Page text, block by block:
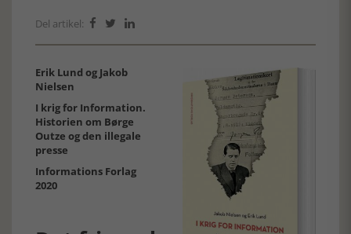
Del artikel:   
Erik Lund og Jakob
Nielsen
I krig for Information.
Historien om Børge
Outze og den illegale
presse
Informations Forlag
2020